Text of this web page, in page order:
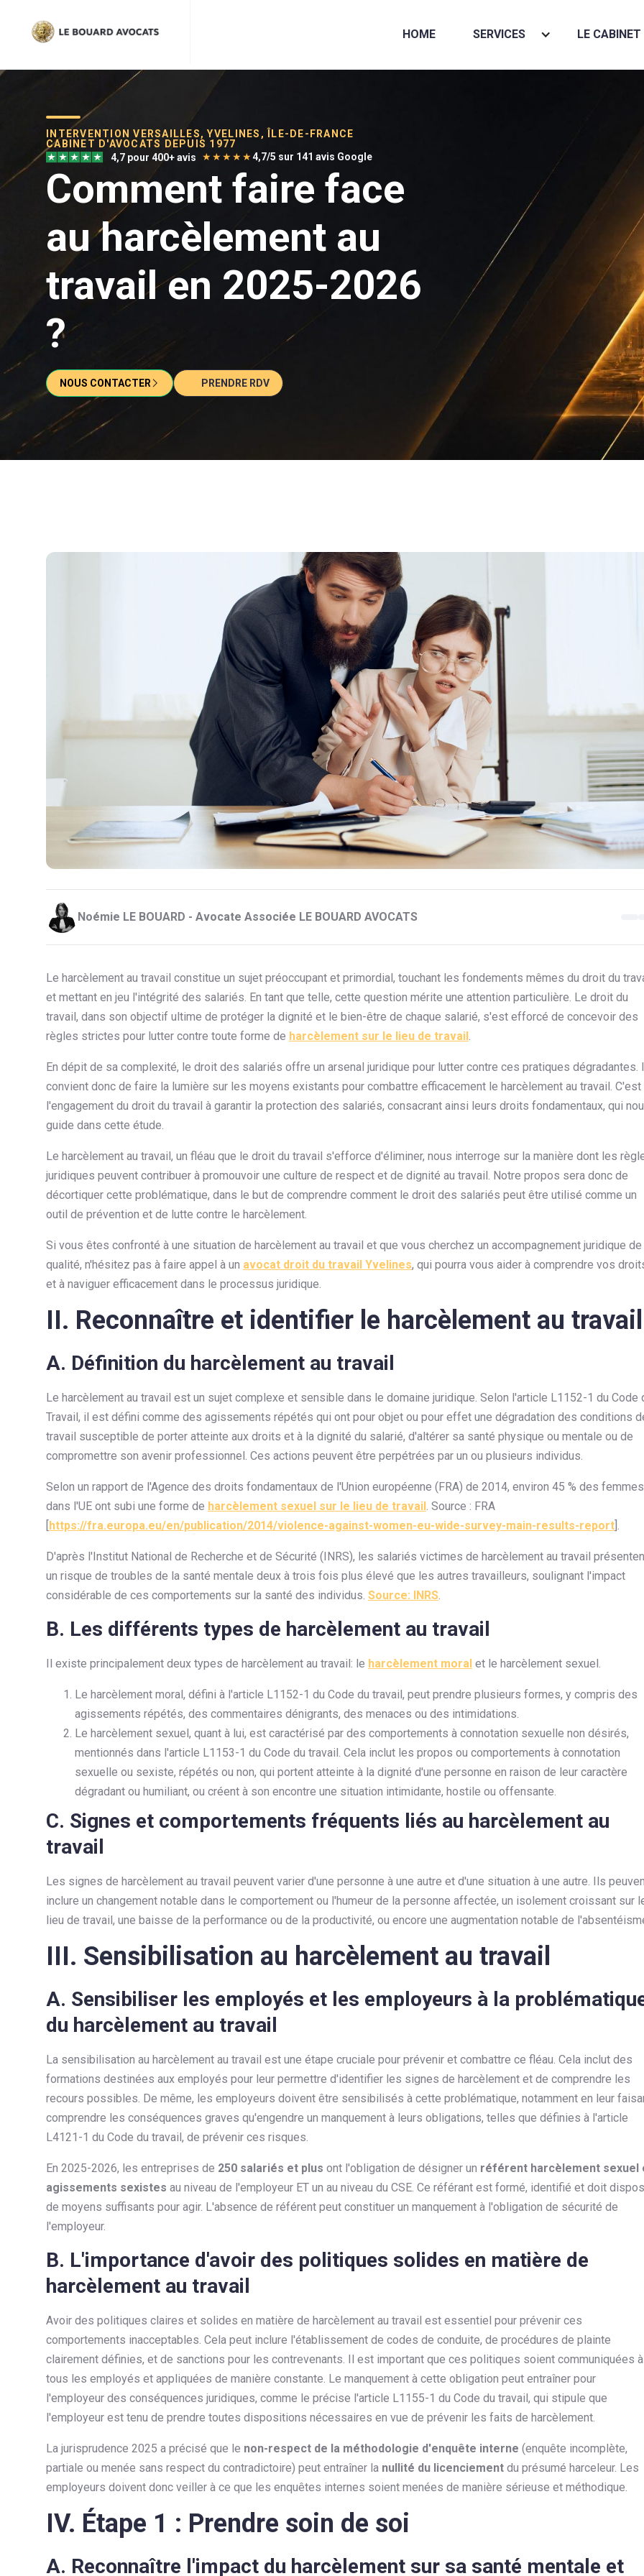
HOME SERVICES LE CABINET
INTERVENTION VERSAILLES, YVELINES, ÎLE-DE-FRANCE
CABINET D'AVOCATS DEPUIS 1977
4,7 pour 400+ avis
★★★★★4,7/5 sur 141 avis Google
Comment faire face
au harcèlement au
travail en 2025-2026
?
NOUS CONTACTER PRENDRE RDV
Noémie LE BOUARD - Avocate Associée LE BOUARD AVOCATS
Le harcèlement au travail constitue un sujet préoccupant et primordial, touchant les fondements mêmes du droit du
et mettant en jeu l'intégrité des salariés. En tant que telle, cette question mérite une attention particulière. Le droit du
travail, dans son objectif ultime de protéger la dignité et le bien-être de chaque salarié, s'est efforcé de concevoir des
règles strictes pour lutter contre toute forme de harcèlement sur le lieu de travail.
En dépit de sa complexité, le droit des salariés offre un arsenal juridique pour lutter contre ces pratiques dégradantes.
convient donc de faire la lumière sur les moyens existants pour combattre efficacement le harcèlement au travail. C'est
l'engagement du droit du travail à garantir la protection des salariés, consacrant ainsi leurs droits fondamentaux, qui
guide dans cette étude.
Le harcèlement au travail, un fléau que le droit du travail s'efforce d'éliminer, nous interroge sur la manière dont les
juridiques peuvent contribuer à promouvoir une culture de respect et de dignité au travail. Notre propos sera donc de
décortiquer cette problématique, dans le but de comprendre comment le droit des salariés peut être utilisé comme un
outil de prévention et de lutte contre le harcèlement.
Si vous êtes confronté à une situation de harcèlement au travail et que vous cherchez un accompagnement juridique de
qualité, n'hésitez pas à faire appel à un avocat droit du travail Yvelines, qui pourra vous aider à comprendre vos
et à naviguer efficacement dans le processus juridique.
II. Reconnaître et identifier le harcèlement au travail
A. Définition du harcèlement au travail
Le harcèlement au travail est un sujet complexe et sensible dans le domaine juridique. Selon l'article L1152-1 du Code
Travail, il est défini comme des agissements répétés qui ont pour objet ou pour effet une dégradation des conditions
travail susceptible de porter atteinte aux droits et à la dignité du salarié, d'altérer sa santé physique ou mentale ou de
compromettre son avenir professionnel. Ces actions peuvent être perpétrées par un ou plusieurs individus.
Selon un rapport de l'Agence des droits fondamentaux de l'Union européenne (FRA) de 2014, environ 45 % des femmes
dans l'UE ont subi une forme de harcèlement sexuel sur le lieu de travail. Source : FRA
https://fra.europa.eu/en/publication/2014/violence-against-women-eu-wide-survey-main-results-report ].
D'après l'Institut National de Recherche et de Sécurité (INRS), les salariés victimes de harcèlement au travail
un risque de troubles de la santé mentale deux à trois fois plus élevé que les autres travailleurs, soulignant l'impact
considérable de ces comportements sur la santé des individus. Source: INRS.
B. Les différents types de harcèlement au travail
Il existe principalement deux types de harcèlement au travail: le harcèlement moral et le harcèlement sexuel.
Le harcèlement moral, défini à l'article L1152-1 du Code du travail, peut prendre plusieurs formes, y compris des
agissements répétés, des commentaires dénigrants, des menaces ou des intimidations.
Le harcèlement sexuel, quant à lui, est caractérisé par des comportements à connotation sexuelle non désirés,
mentionnés dans l'article L1153-1 du Code du travail. Cela inclut les propos ou comportements à connotation
sexuelle ou sexiste, répétés ou non, qui portent atteinte à la dignité d'une personne en raison de leur caractère
dégradant ou humiliant, ou créent à son encontre une situation intimidante, hostile ou offensante.
C. Signes et comportements fréquents liés au harcèlement au
travail
Les signes de harcèlement au travail peuvent varier d'une personne à une autre et d'une situation à une autre. Ils
inclure un changement notable dans le comportement ou l'humeur de la personne affectée, un isolement croissant sur
lieu de travail, une baisse de la performance ou de la productivité, ou encore une augmentation notable de
III. Sensibilisation au harcèlement au travail
A. Sensibiliser les employés et les employeurs à la
du harcèlement au travail
La sensibilisation au harcèlement au travail est une étape cruciale pour prévenir et combattre ce fléau. Cela inclut des
formations destinées aux employés pour leur permettre d'identifier les signes de harcèlement et de comprendre les
recours possibles. De même, les employeurs doivent être sensibilisés à cette problématique, notamment en leur
comprendre les conséquences graves qu'engendre un manquement à leurs obligations, telles que définies à l'article
L4121-1 du Code du travail, de prévenir ces risques.
En 2025-2026, les entreprises de 250 salariés et plus ont l'obligation de désigner un référent harcèlement sexuel
agissements sexistes au niveau de l'employeur ET un au niveau du CSE. Ce référant est formé, identifié et doit
de moyens suffisants pour agir. L'absence de référent peut constituer un manquement à l'obligation de sécurité de
l'employeur.
B. L'importance d'avoir des politiques solides en matière de
harcèlement au travail
Avoir des politiques claires et solides en matière de harcèlement au travail est essentiel pour prévenir ces
comportements inacceptables. Cela peut inclure l'établissement de codes de conduite, de procédures de plainte
clairement définies, et de sanctions pour les contrevenants. Il est important que ces politiques soient communiquées à
tous les employés et appliquées de manière constante. Le manquement à cette obligation peut entraîner pour
l'employeur des conséquences juridiques, comme le précise l'article L1155-1 du Code du travail, qui stipule que
l'employeur est tenu de prendre toutes dispositions nécessaires en vue de prévenir les faits de harcèlement.
La jurisprudence 2025 a précisé que le non-respect de la méthodologie d'enquête interne (enquête incomplète,
partiale ou menée sans respect du contradictoire) peut entraîner la nullité du licenciement du présumé harceleur. Les
employeurs doivent donc veiller à ce que les enquêtes internes soient menées de manière sérieuse et méthodique.
IV. Étape 1 : Prendre soin de soi
A. Reconnaître l'impact du harcèlement sur sa santé mentale et